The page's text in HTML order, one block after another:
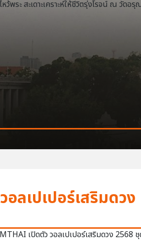
วอลเปเปอร์เสริมดวง